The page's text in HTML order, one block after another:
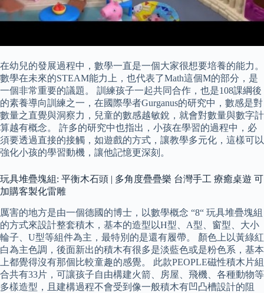
在幼兒的發展過程中，數學一直是一個大家很想要培養的能力。
數學在未來的STEAM能力上，也代表了Math這個M的部分，是
一個非常重要的議題。 訓練孩子一起共同合作，也是108課綱後
的素養導向訓練之一，在國際學者Gurganus的研究中，數感是對
數量之直覺與洞察力，兒童的數感越敏銳，就會對數量與數字計
算越有概念。 許多的研究中也指出，小孩在學習的過程中，必
須要透過直接的接觸，如遊戲的方式，讓教學多元化，這樣可以
強化小孩的學習動機，讓他記憶更深刻。
玩具堆疊塊組: 平衡木石頭 | 多角度疊疊樂 台灣手工 療癒桌遊 可
加購客製化雷雕
厲害的地方是由一個德國的博士，以數學概念 “8“ 玩具堆疊塊組
的方式來設計整套積木，基本的造型以H型、A型、窗型、大小
輪子、U型等組件為主，最特別的是還有履帶。 顏色上以黃綠紅
白為主色調，後面新出的積木有很多是淡藍色或是粉色系，基本
上都覺得沒有那個比較童趣的感覺。 此款PEOPLE磁性積木片組
合共有33片，可讓孩子自由構建火箭、房屋、飛機、各種動物等
多樣造型，且建構過程不會受到像一般積木有凹凸槽設計的阻